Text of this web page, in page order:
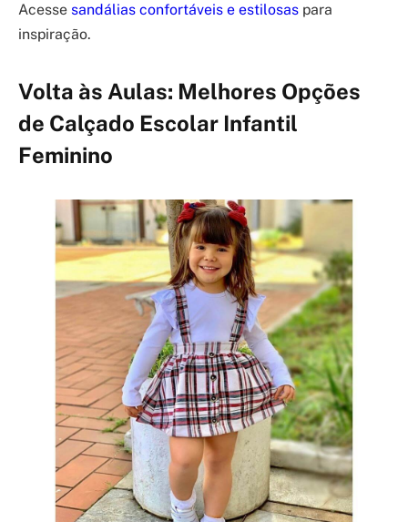
Acesse sandálias confortáveis e estilosas para
inspiração.
Volta às Aulas: Melhores Opções
de Calçado Escolar Infantil
Feminino